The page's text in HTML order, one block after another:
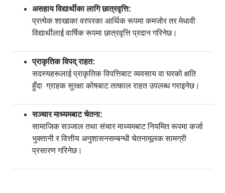
असहाय विद्यार्थीका लागि छात्रवृत्ति:
प्रत्येक शाखाका वरपरका आर्थिक रूपमा कमजोर तर मेधावी
विद्यार्थीलाई वार्षिक रूपमा छात्रवृत्ति प्रदान गरिनेछ।
प्राकृतिक विपद् राहत:
सदस्यहरूलाई प्राकृतिक विपत्तिबाट व्यवसाय वा घरको क्षति
हुँदा ग्राहक सुरक्षा कोषबाट तत्काल राहत उपलब्ध गराइनेछ।
सञ्चार माध्यमबाट चेतना:
सामाजिक सञ्जाल तथा संचार माध्यमबाट नियमित रूपमा कर्जा
भुक्तानी र वित्तीय अनुशासनसम्बन्धी चेतनामूलक सामग्री
प्रसारण गरिनेछ।